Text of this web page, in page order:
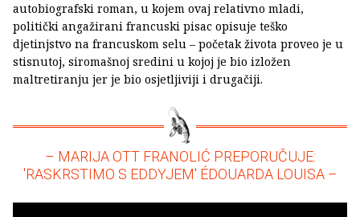
autobiografski roman, u kojem ovaj relativno mladi,
politički angažirani francuski pisac opisuje teško
djetinjstvo na francuskom selu – početak života proveo je u
stisnutoj, siromašnoj sredini u kojoj je bio izložen
maltretiranju jer je bio osjetljiviji i drugačiji.
– MARIJA OTT FRANOLIĆ PREPORUČUJE:
'RASKRSTIMO S EDDYJEM' ÉDOUARDA LOUISA –